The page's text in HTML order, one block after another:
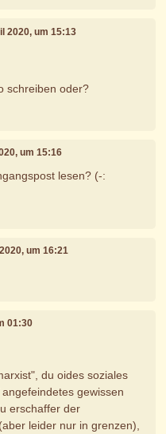
2020, um 15:13
schreiben oder?
um 15:16
lesen? (-:
um 16:21
01:30
du oides soziales
gewissen
erschaffer der
leider nur in grenzen),